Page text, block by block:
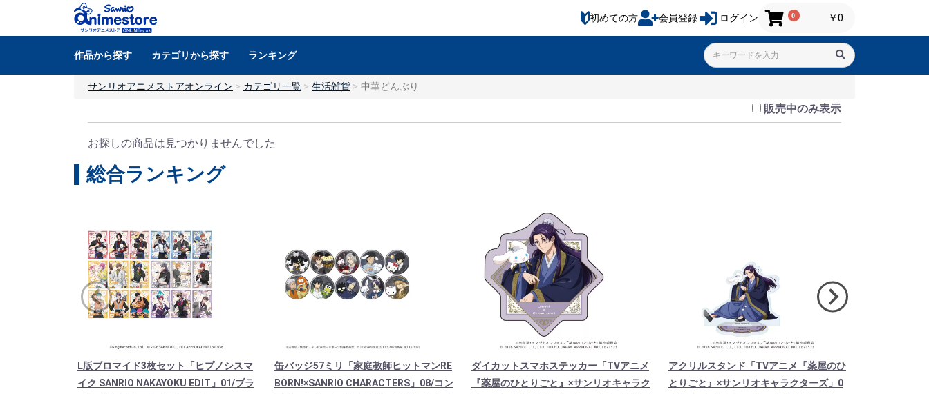
初めての方 会員登録 ログイン 0 ￥0
作品から探す カテゴリから探す ランキング
サンリオアニメストアオンライン カテゴリ一覧 生活雑貨 中華どんぶり
販売中のみ表示
お探しの商品は見つかりませんでした
総合ランキング
L版ブロマイド3枚セット「ヒプノシスマ
イク SANRIO NAKAYOKU EDIT」01/ブラ
缶バッジ57ミリ「家庭教師ヒットマンRE
BORN!×SANRIO CHARACTERS」08/コン
ダイカットスマホステッカー「TVアニメ
『薬屋のひとりごと』×サンリオキャラク
アクリルスタンド「TVアニメ『薬屋のひ
とりごと』×サンリオキャラクターズ」0